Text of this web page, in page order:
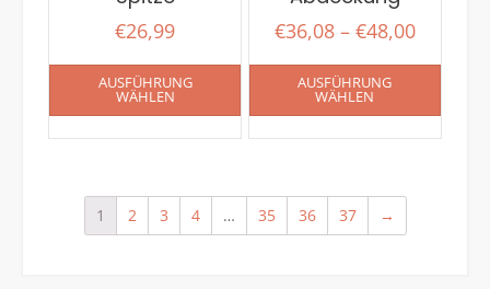
€26,99
AUSFÜHRUNG
WÄHLEN
€36,08– €48,00
AUSFÜHRUNG
WÄHLEN
1 2 3 4 … 35 36 37 →